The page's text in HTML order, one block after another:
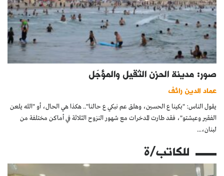
صور: مدينة الحزن الثقيل والمؤجّل
عماد الدين رائف
يقول الناس: "بكينا ع الحسين، وهلق عم نبكي ع حالنا".. هكذا هي الحال، أو "الله يلعن
الفقير وعيشتو"، فقد طارت المدخرات مع شهور النزوح الثلاثة في أماكن مختلفة من
لبنان،...
للكاتب/ة